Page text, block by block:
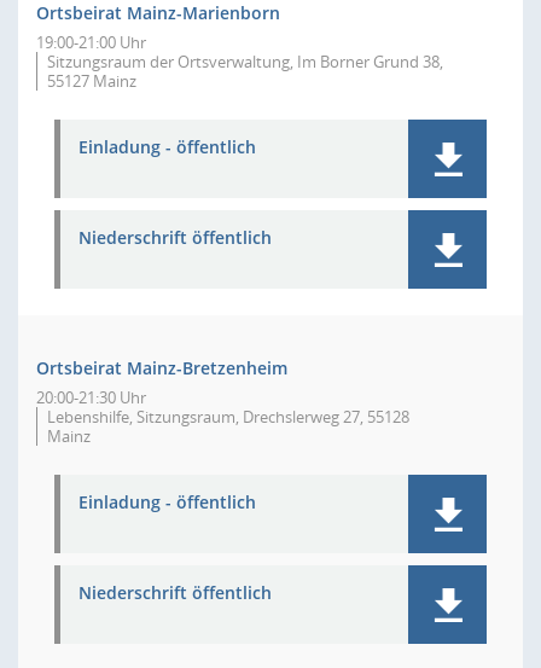
Ortsbeirat Mainz-Marienborn
19:00-21:00 Uhr
Sitzungsraum der Ortsverwaltung, Im Borner Grund 38,
55127 Mainz
Einladung - öffentlich
Niederschrift öffentlich
Ortsbeirat Mainz-Bretzenheim
20:00-21:30 Uhr
Lebenshilfe, Sitzungsraum, Drechslerweg 27, 55128
Mainz
Einladung - öffentlich
Niederschrift öffentlich